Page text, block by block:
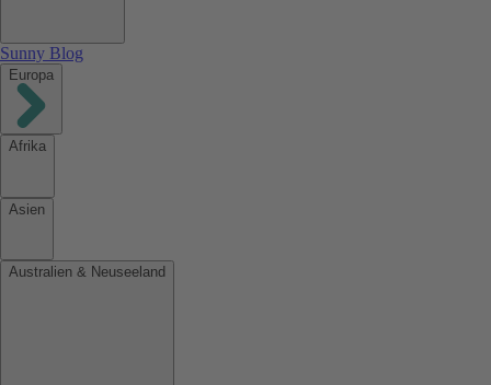
Sunny Blog
Europa
Afrika
Asien
Australien & Neuseeland